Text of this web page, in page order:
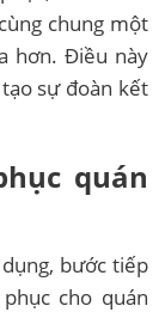
chung một
hơn. Điều này
sự đoàn kết
quán
bước tiếp
cho quán